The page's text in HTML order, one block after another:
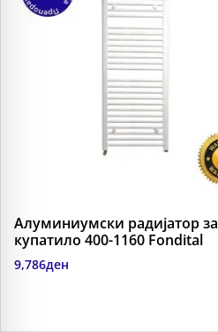
Алуминиумски радијатор за
купатило 400-1160 Fondital
9,786ден